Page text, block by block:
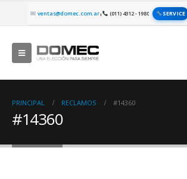
ventas@domec.com.ar| (011) 4312 - 1980 SERVICE
PRINCIPAL RECLAMOS #14360
#14360